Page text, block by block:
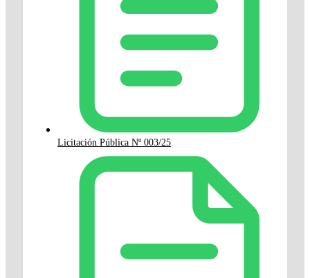
Licitación Pública Nº 003/25